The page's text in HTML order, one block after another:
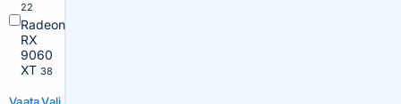
22
Radeon
RX
9060
XT 38